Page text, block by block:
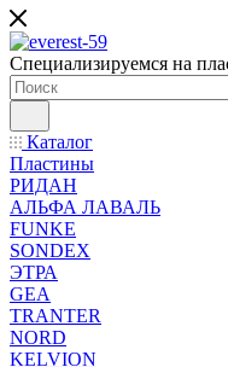
Специализируемся на
Каталог
Пластины
РИДАН
АЛЬФА ЛАВАЛЬ
FUNKE
SONDEX
ЭТРА
GEA
TRANTER
NORD
KELVION